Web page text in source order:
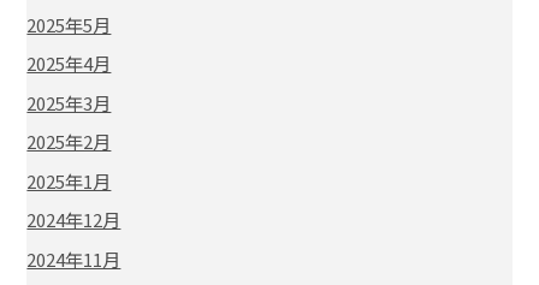
2025年5月
2025年4月
2025年3月
2025年2月
2025年1月
2024年12月
2024年11月